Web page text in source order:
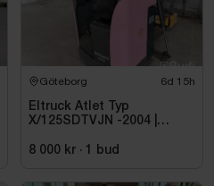
Göteborg 6d 15h
Eltruck Atlet Typ
X/125SDTVJN -2004 |
8 000 kr · 1 bud